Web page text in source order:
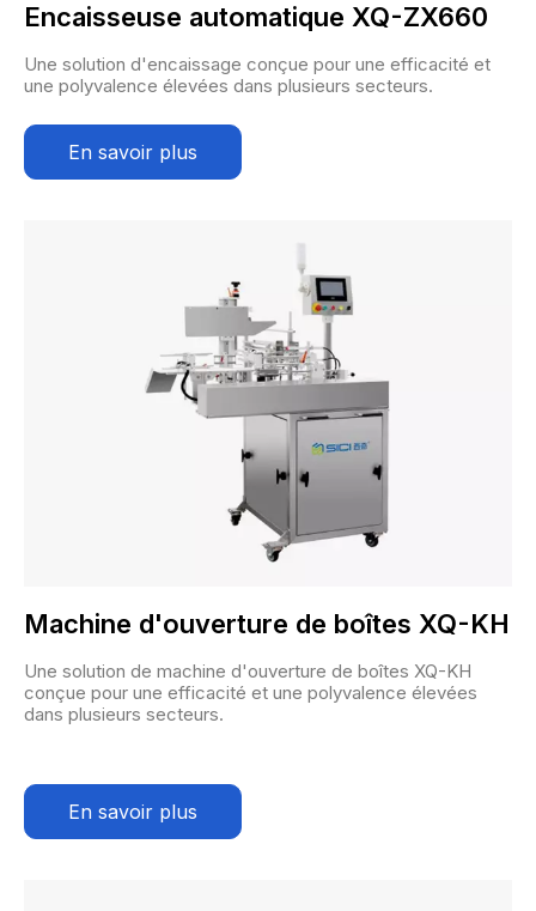
Encaisseuse automatique XQ-ZX660
Une solution d'encaissage conçue pour une efficacité et
une polyvalence élevées dans plusieurs secteurs.
En savoir plus
Machine d'ouverture de boîtes XQ-KH
Une solution de machine d'ouverture de boîtes XQ-KH
conçue pour une efficacité et une polyvalence élevées
dans plusieurs secteurs.
En savoir plus